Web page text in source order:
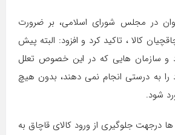
در مجلس شورای اسلامی، بر ضرورت
کالا ، تاکید کرد و افزود: البته پیش
و سازمان هایی که در این خصوص تعلل
را به درستی انجام نمی دهند، بدون هیچ
شود.
درجهت جلوگیری از ورود کالای قاچاق به